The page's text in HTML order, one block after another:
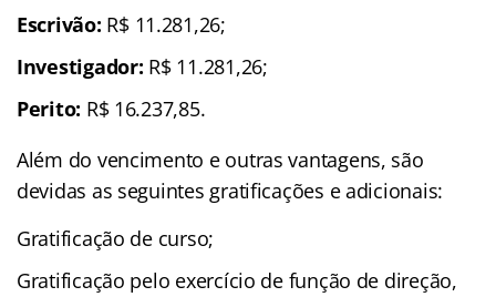
Escrivão: R$ 11.281,26;
Investigador: R$ 11.281,26;
Perito: R$ 16.237,85.
Além do vencimento e outras vantagens, são
devidas as seguintes gratificações e adicionais:
Gratificação de curso;
Gratificação pelo exercício de função de direção,